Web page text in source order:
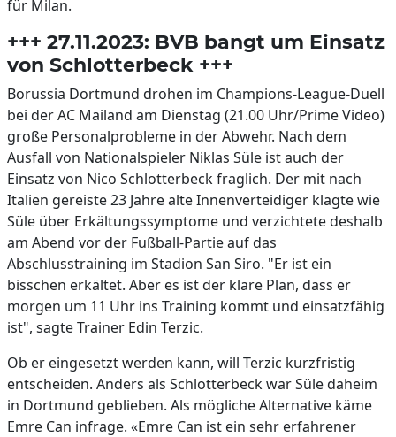
für Milan.
+++ 27.11.2023: BVB bangt um Einsatz
von Schlotterbeck +++
Borussia Dortmund drohen im Champions-League-Duell
bei der AC Mailand am Dienstag (21.00 Uhr/Prime Video)
große Personalprobleme in der Abwehr. Nach dem
Ausfall von Nationalspieler Niklas Süle ist auch der
Einsatz von Nico Schlotterbeck fraglich. Der mit nach
Italien gereiste 23 Jahre alte Innenverteidiger klagte wie
Süle über Erkältungssymptome und verzichtete deshalb
am Abend vor der Fußball-Partie auf das
Abschlusstraining im Stadion San Siro. "Er ist ein
bisschen erkältet. Aber es ist der klare Plan, dass er
morgen um 11 Uhr ins Training kommt und einsatzfähig
ist", sagte Trainer Edin Terzic.
Ob er eingesetzt werden kann, will Terzic kurzfristig
entscheiden. Anders als Schlotterbeck war Süle daheim
in Dortmund geblieben. Als mögliche Alternative käme
Emre Can infrage. «Emre Can ist ein sehr erfahrener